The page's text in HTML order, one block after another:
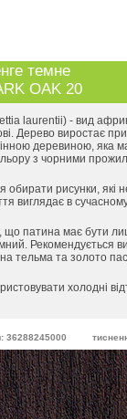
темне
OAK 20
laurentii) - вид
Дерево виростає
деревиною, яка
з чорними
обирати рисунки,
виглядає в сучасному
що патина має бути
Рекомендується
тельма та золото
холодні
36288245000